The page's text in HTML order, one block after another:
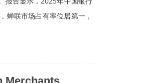
蝉联市场占有率位居第一，